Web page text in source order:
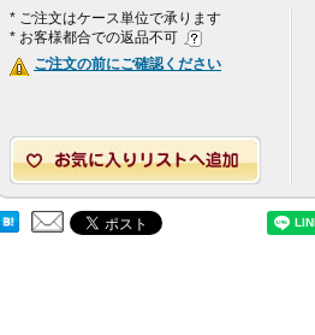
* ご注文はケース単位で承ります
* お客様都合での返品不可
ご注文の前にご確認ください